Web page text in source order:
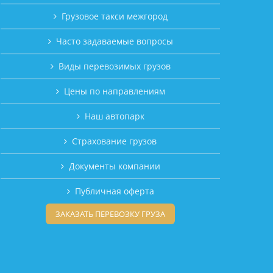
Грузовое такси межгород
Часто задаваемые вопросы
Виды перевозимых грузов
Цены по направлениям
Наш автопарк
Страхование грузов
Документы компании
Публичная оферта
ЗАКАЗАТЬ ПЕРЕВОЗКУ ГРУЗА